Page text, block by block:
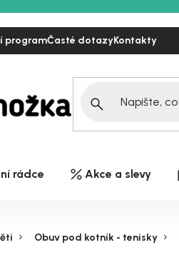
programČasté dotazyKontakty
rádce Akce a slevy
Obuv pod kotník - tenisky